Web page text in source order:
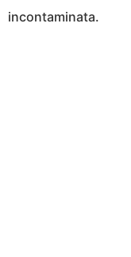
incontaminata.